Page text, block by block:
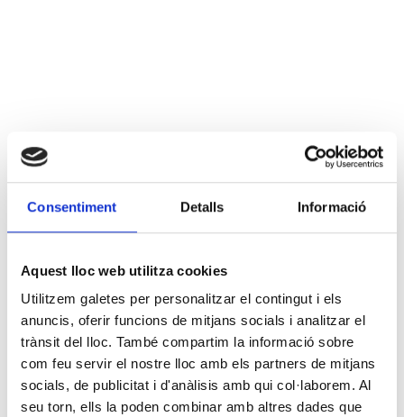
Consentiment Detalls Informació
Aquest lloc web utilitza cookies
Utilitzem galetes per personalitzar el contingut i els
anuncis, oferir funcions de mitjans socials i analitzar el
trànsit del lloc. També compartim la informació sobre
com feu servir el nostre lloc amb els partners de mitjans
socials, de publicitat i d'anàlisis amb qui col·laborem. Al
seu torn, ells la poden combinar amb altres dades que